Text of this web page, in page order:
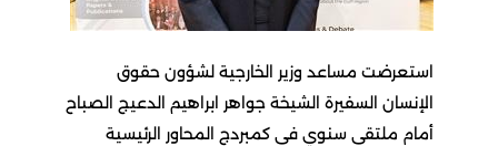
استعرضت مساعد وزير الخارجية لشؤون حقوق
الإنسان السفيرة الشيخة جواهر ابراهيم الدعيج الصباح
أمام ملتقى سنوي في كمبردج المحاور الرئيسية